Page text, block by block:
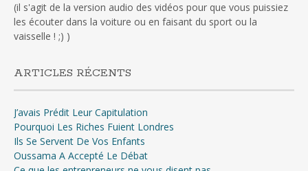
(il s'agit de la version audio des vidéos pour que vous puissiez
les écouter dans la voiture ou en faisant du sport ou la
vaisselle ! ;) )
ARTICLES RÉCENTS
J’avais Prédit Leur Capitulation
Pourquoi Les Riches Fuient Londres
Ils Se Servent De Vos Enfants
Oussama A Accepté Le Débat